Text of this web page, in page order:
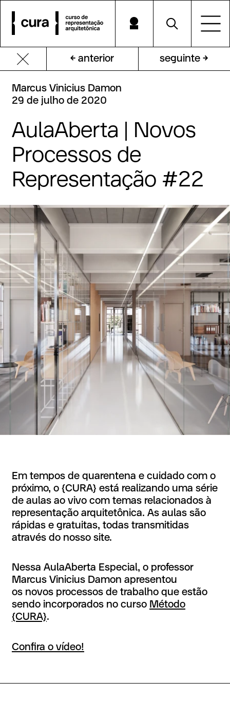
← anterior seguinte →
Marcus Vinicius Damon
29 de julho de 2020
AulaAberta
Novos
Processos de
Representação #22
Em tempos de quarentena e cuidado com o
próximo, o {CURA} está realizando uma série
de aulas ao vivo com temas relacionados à
representação arquitetônica. As aulas são
rápidas e gratuitas, todas transmitidas
através do nosso site.
Nessa AulaAberta Especial, o professor
Marcus Vinicius Damon apresentou
os novos processos de trabalho que estão
sendo incorporados no curso Método
{CURA}.
Confira o vídeo!